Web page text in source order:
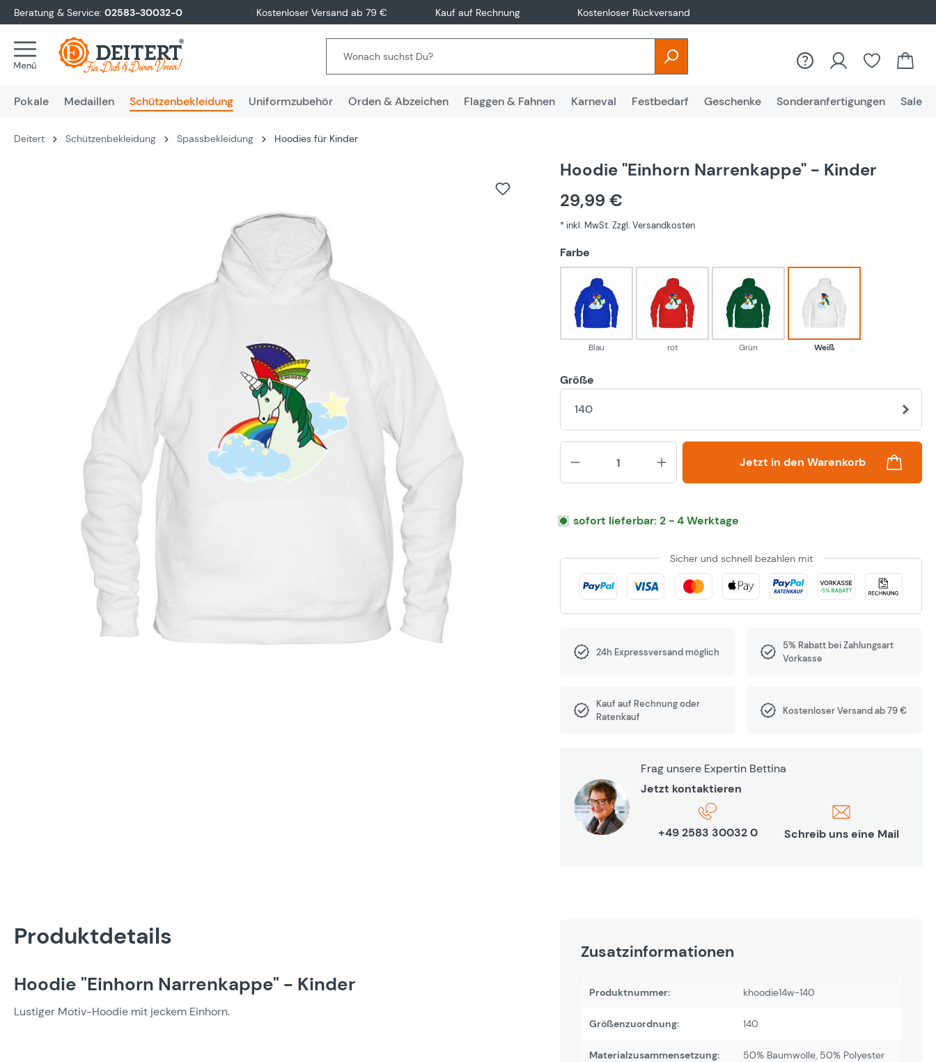
Zur Hauptnavigation springen
Beratung & Service: 02583-30032-0 Kostenloser Versand ab 79 € Kauf auf Rechnung Kostenloser Rückversand
Pokale Medaillen Schützenbekleidung Uniformzubehör Orden & Abzeichen Flaggen & Fahnen Karneval Festbedarf Geschenke Sonderanfertigungen Sale
Deitert Schützenbekleidung Spassbekleidung Hoodies für Kinder
Hoodie "Einhorn Narrenkappe" - Kinder
29,99 €
* inkl. MwSt. Zzgl. Versandkosten
Farbe
Blau
Blau
rot
rot
Grün
Grün
Weiß
Weiß
Größe
140
Produkt Anzahl: Gib den
Jetzt in den Warenkorb
sofort lieferbar: 2 - 4 Werktage
Sicher und schnell bezahlen mit
24h Expressversand möglich
5% Rabatt bei Zahlungsart
Vorkasse
Kauf auf Rechnung oder
Ratenkauf
Kostenloser Versand ab 79 €
Frag unsere Expertin Bettina
Jetzt kontaktieren
+49 2583 30032 0 Schreib uns eine Mail
Produktdetails
Hoodie "Einhorn Narrenkappe" - Kinder
Lustiger Motiv-Hoodie mit jeckem Einhorn.
Zusatzinformationen
Produktnummer: khoodie14w-140
Größenzuordnung: 140
Materialzusammensetzung: 50% Baumwolle, 50% Polyester